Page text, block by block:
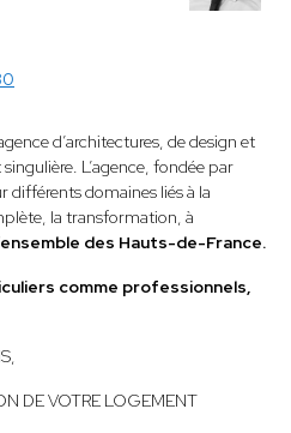
d’architectures, de design et
L’agence, fondée par
différents domaines liés à la
la transformation, à
des Hauts-de-France.
comme professionnels,
DE VOTRE LOGEMENT